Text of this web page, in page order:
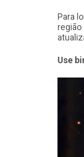
Para
região
Use